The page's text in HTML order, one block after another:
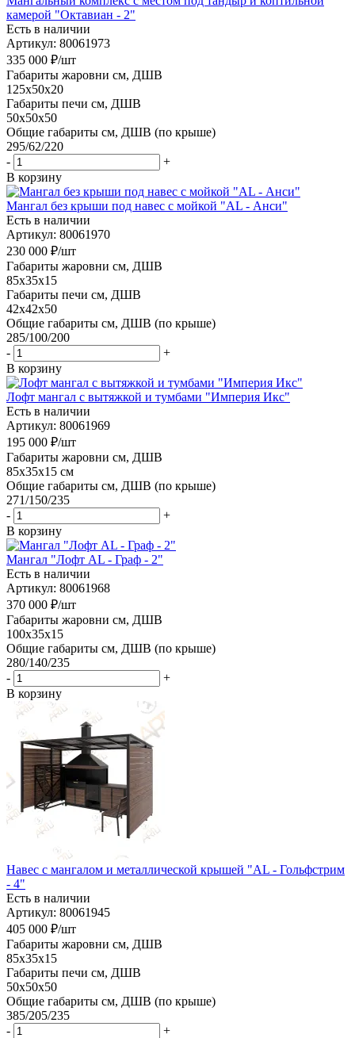
камерой "Октавиан - 2"
Есть в наличии
Артикул: 80061973
335 000 ₽/шт
Габариты жаровни см, ДШВ
125x50x20
Габариты печи см, ДШВ
50x50x50
Общие габариты см, ДШВ (по крыше)
295/62/220
-
+
В корзину
Мангал без крыши под навес с мойкой "AL - Анси"
Есть в наличии
Артикул: 80061970
230 000 ₽/шт
Габариты жаровни см, ДШВ
85x35x15
Габариты печи см, ДШВ
42x42x50
Общие габариты см, ДШВ (по крыше)
285/100/200
-
+
В корзину
Лофт мангал с вытяжкой и тумбами "Империя Икс"
Есть в наличии
Артикул: 80061969
195 000 ₽/шт
Габариты жаровни см, ДШВ
85x35x15 см
Общие габариты см, ДШВ (по крыше)
271/150/235
-
+
В корзину
Мангал "Лофт AL - Граф - 2"
Есть в наличии
Артикул: 80061968
370 000 ₽/шт
Габариты жаровни см, ДШВ
100x35x15
Общие габариты см, ДШВ (по крыше)
280/140/235
-
+
В корзину
Навес с мангалом и металлической крышей "AL - Гольфстрим
- 4"
Есть в наличии
Артикул: 80061945
405 000 ₽/шт
Габариты жаровни см, ДШВ
85x35x15
Габариты печи см, ДШВ
50x50x50
Общие габариты см, ДШВ (по крыше)
385/205/235
-
+